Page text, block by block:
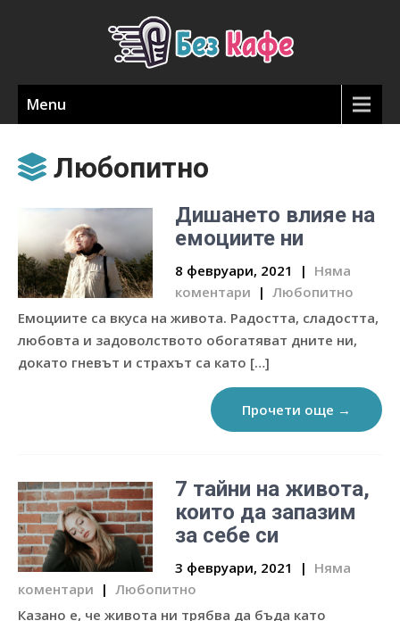
Menu
Любопитно
Дишането влияе на
емоциите ни
8 февруари, 2021 | Няма
коментари | Любопитно
Емоциите са вкуса на живота. Радостта, сладостта,
любовта и задоволството обогатяват дните ни,
докато гневът и страхът са като […]
Прочети още →
7 тайни на живота,
които да запазим
за себе си
3 февруари, 2021 | Няма
коментари | Любопитно
Казано е, че живота ни трябва да бъда като